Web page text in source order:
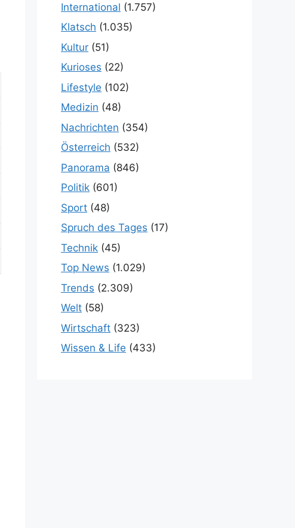
International (1.757)
Klatsch (1.035)
Kultur (51)
Kurioses (22)
Lifestyle (102)
Medizin (48)
Nachrichten (354)
Österreich (532)
Panorama (846)
Politik (601)
Sport (48)
Spruch des Tages (17)
Technik (45)
Top News (1.029)
Trends (2.309)
Welt (58)
Wirtschaft (323)
Wissen & Life (433)